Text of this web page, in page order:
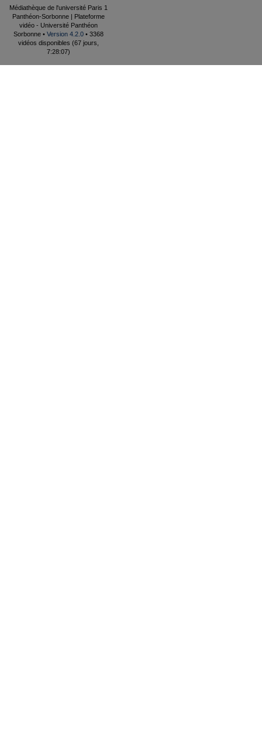
Médiathèque de l'université Paris 1
Panthéon-Sorbonne | Plateforme
vidéo - Université Panthéon
Sorbonne • Version 4.2.0 • 3368
vidéos disponibles (67 jours,
7:28:07)